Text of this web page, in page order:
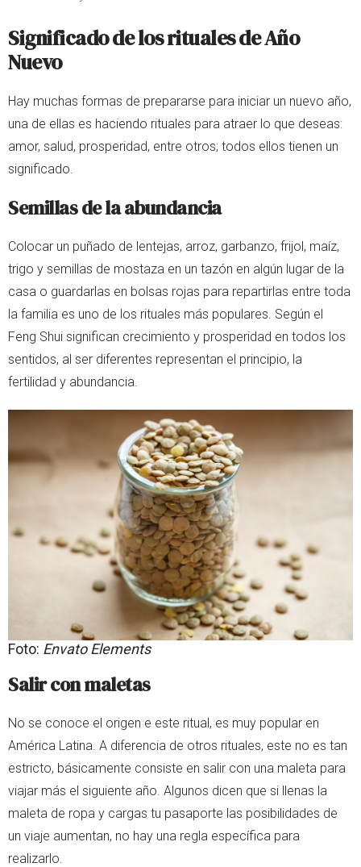
Significado de los rituales de Año
Nuevo
Hay muchas formas de prepararse para iniciar un nuevo año,
una de ellas es haciendo rituales para atraer lo que deseas:
amor, salud, prosperidad, entre otros; todos ellos tienen un
significado.
Semillas de la abundancia
Colocar un puñado de lentejas, arroz, garbanzo, frijol, maíz,
trigo y semillas de mostaza en un tazón en algún lugar de la
casa o guardarlas en bolsas rojas para repartirlas entre toda
la familia es uno de los rituales más populares. Según el
Feng Shui significan crecimiento y prosperidad en todos los
sentidos, al ser diferentes representan el principio, la
fertilidad y abundancia.
Foto: Envato Elements
Salir con maletas
No se conoce el origen e este ritual, es muy popular en
América Latina. A diferencia de otros rituales, este no es tan
estricto, básicamente consiste en salir con una maleta para
viajar más el siguiente año. Algunos dicen que si llenas la
maleta de ropa y cargas tu pasaporte las posibilidades de
un viaje aumentan, no hay una regla específica para
realizarlo.